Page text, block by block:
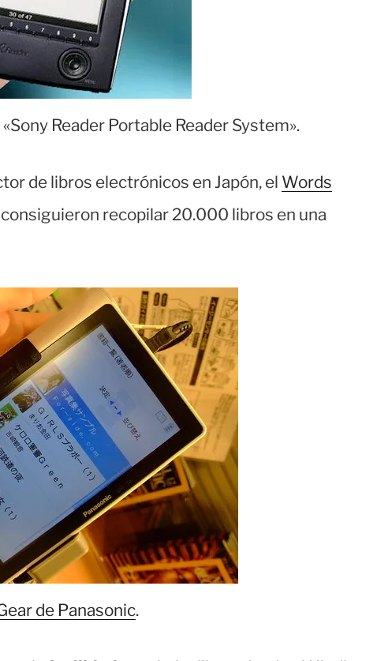
Reader Portable Reader System».
de libros electrónicos en Japón, el Words
consiguieron recopilar 20.000 libros en una
de Panasonic.